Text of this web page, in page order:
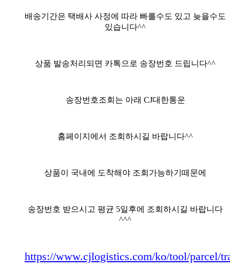
배송기간은 택배사 사정에 따라 빠를수도 있고 늦을수도
있습니다^^
상품 발송처리되면 카톡으로 송장번호 드립니다^^
송장번호조회는 아래 CJ대한통운
홈페이지에서 조회하시길 바랍니다^^
상품이 국내에 도착해야 조회가능하기떼문에
송장번호 받으시고 평균 5일후에 조회하시길 바랍니다
^^^
https://www.cjlogistics.com/ko/tool/parcel/